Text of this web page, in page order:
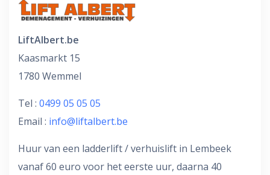
LiftAlbert.be
Kaasmarkt 15
1780 Wemmel
Tel : 0499 05 05 05
Email : info@liftalbert.be
Huur van een ladderlift / verhuislift in Lembeek
vanaf 60 euro voor het eerste uur, daarna 40